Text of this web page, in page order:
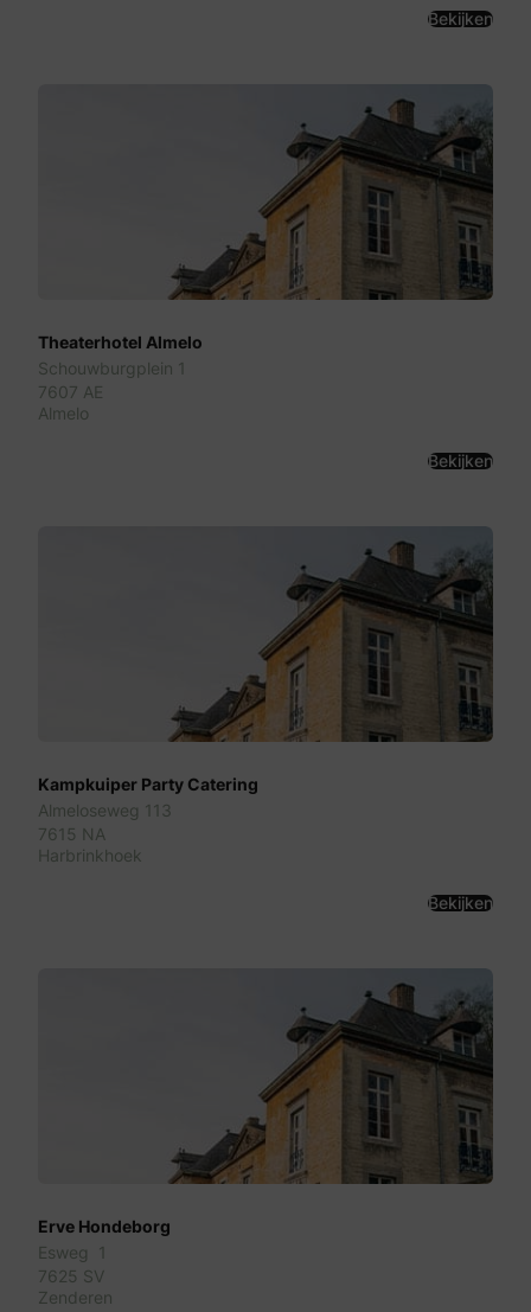
Bekijken
Theaterhotel Almelo
Schouwburgplein 1
7607 AE
Almelo
Bekijken
Kampkuiper Party Catering
Almeloseweg 113
7615 NA
Harbrinkhoek
Bekijken
Erve Hondeborg
Esweg 1
7625 SV
Zenderen